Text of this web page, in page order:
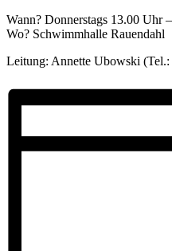
Wann? Donnerstags 13.00 Uhr
Wo? Schwimmhalle Rauendahl
Leitung: Annette Ubowski